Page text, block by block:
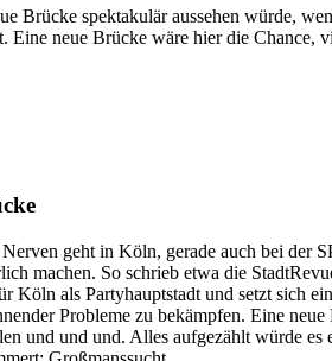
Brücke spektakulär aussehen würde,
Eine neue Brücke wäre hier die Chance,
geht in Köln, gerade auch bei der
machen. So schrieb etwa die
Köln als Partyhauptstadt und setzt sich
Probleme zu bekämpfen. Eine
und und und. Alles aufgezählt würde